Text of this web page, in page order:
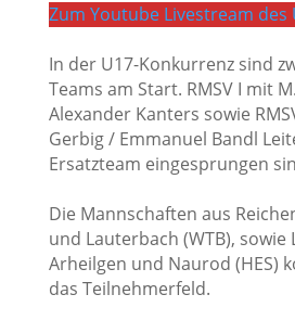
Zum Youtube Livestream des
In der U17-Konkurrenz sind
Teams am Start. RMSV I mit
Alexander Kanters sowie
Gerbig / Emmanuel Bandl
Ersatzteam eingesprungen
Die Mannschaften aus
und Lauterbach (WTB), sowie
Arheilgen und Naurod (HES)
das Teilnehmerfeld.